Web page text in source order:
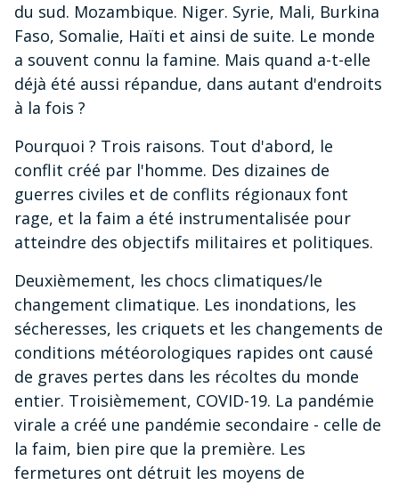
du sud. Mozambique. Niger. Syrie, Mali, Burkina
Faso, Somalie, Haïti et ainsi de suite. Le monde
a souvent connu la famine. Mais quand a-t-elle
déjà été aussi répandue, dans autant d'endroits
à la fois ?
Pourquoi ? Trois raisons. Tout d'abord, le
conflit créé par l'homme. Des dizaines de
guerres civiles et de conflits régionaux font
rage, et la faim a été instrumentalisée pour
atteindre des objectifs militaires et politiques.
Deuxièmement, les chocs climatiques/le
changement climatique. Les inondations, les
sécheresses, les criquets et les changements de
conditions météorologiques rapides ont causé
de graves pertes dans les récoltes du monde
entier. Troisièmement, COVID-19. La pandémie
virale a créé une pandémie secondaire - celle de
la faim, bien pire que la première. Les
fermetures ont détruit les moyens de